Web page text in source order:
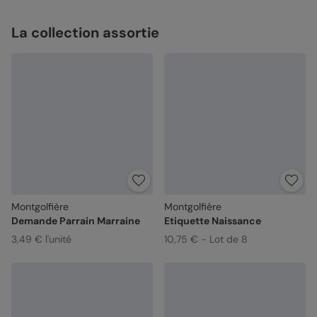
La collection assortie
Montgolfière
Demande Parrain Marraine
3,49 € l'unité
Montgolfière
Etiquette Naissance
10,75 € - Lot de 8